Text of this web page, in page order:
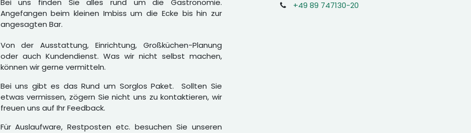
Bei uns finden Sie alles rund um die Gastronomie.
Angefangen beim kleinen Imbiss um die Ecke bis hin zur
angesagten Bar.
Von der Ausstattung, Einrichtung, Großküchen-Planung
oder auch Kundendienst. Was wir nicht selbst machen,
können wir gerne vermitteln.
Bei uns gibt es das Rund um Sorglos Paket. Sollten Sie
etwas vermissen, zögern Sie nicht uns zu kontaktieren, wir
freuen uns auf Ihr Feedback.
Für Auslaufware, Restposten etc. besuchen Sie unseren
+49 89 747130-20